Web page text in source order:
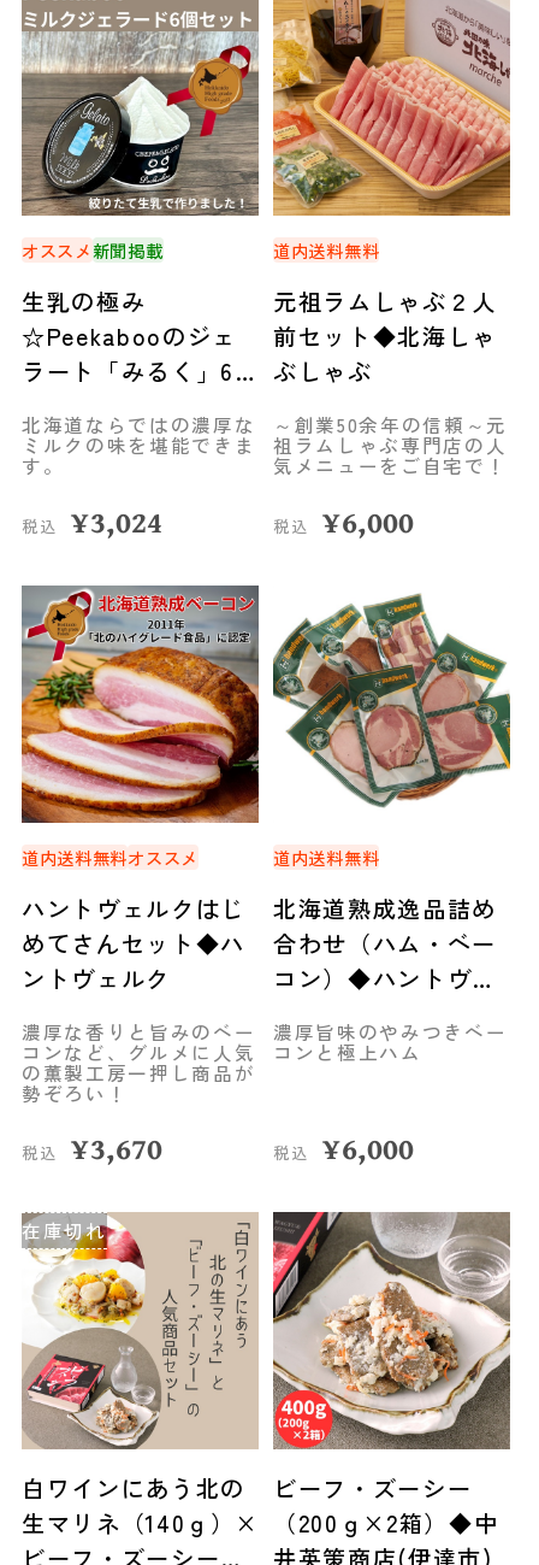
オススメ新聞掲載
生乳の極み
☆Peekabooのジェ
ラート「みるく」6
町
北海道ならではの濃厚な
ミルクの味を堪能できま
す。
税込 ¥3,024
道内送料無料
元祖ラムしゃぶ２人
前セット◆北海しゃ
ぶしゃぶ
～創業50余年の信頼～元
祖ラムしゃぶ専門店の人
気メニューをご自宅で！
税込 ¥6,000
道内送料無料オススメ
ハントヴェルクはじ
めてさんセット◆ハ
ントヴェルク
濃厚な香りと旨みのベー
コンなど、グルメに人気
の薫製工房一押し商品が
勢ぞろい！
税込 ¥3,670
道内送料無料
北海道熟成逸品詰め
合わせ（ハム・ベー
コン）◆ハントヴェ
濃厚旨味のやみつきベー
コンと極上ハム
税込 ¥6,000
在庫切れ
白ワインにあう北の
生マリネ（140ｇ）×
ビーフ・ズーシー
ビーフ・ズーシー
（200ｇ×2箱）◆中
井英策商店(伊達市)